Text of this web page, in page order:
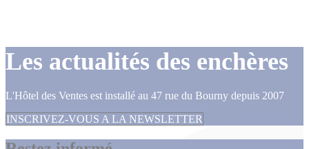
Les actualités des enchères
L'Hôtel des Ventes est installé au 47 rue du Bourny depuis 2007
INSCRIVEZ-VOUS A LA NEWSLETTER